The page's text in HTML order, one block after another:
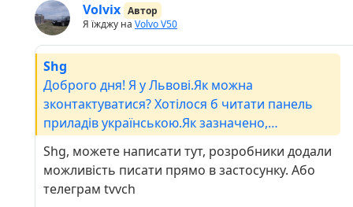
Volvix Автор
Я їжджу на Volvo V50
Shg
Доброго дня! Я у Львові.Як можна
зконтактуватися? Хотілося б читати панель
приладів українською.Як зазначено,
автомобіль для пенсіонерів, то вже
затягується процес перекладу з
нідерландської.
Shg, можете написати тут, розробники додали
можливість писати прямо в застосунку. Або
телеграм tvvch